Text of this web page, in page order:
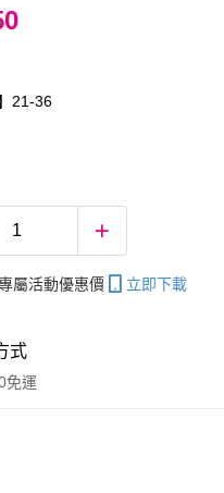
21-36
屬活動優惠價 立即下載
式
免運